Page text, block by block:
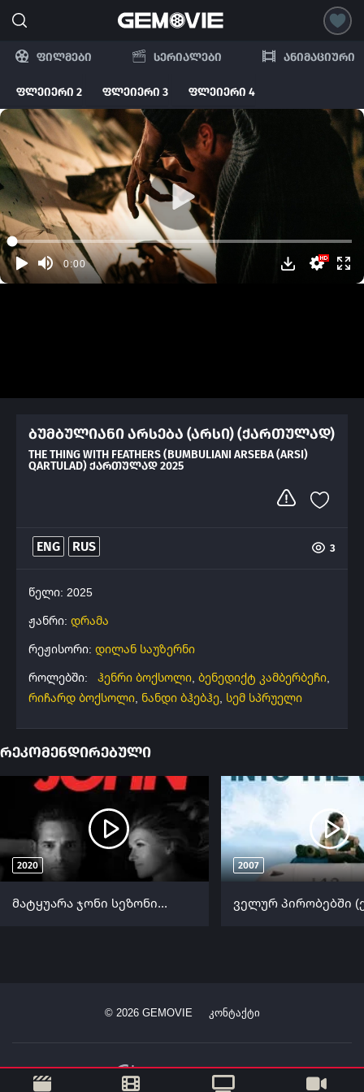
ფილმები სერიალები ანიმაციური
ფლეიერი 2 ფლეიერი 3 ფლეიერი 4
ბუმბულიანი არსება (არსი) (ქართულად)
THE THING WITH FEATHERS (BUMBULIANI ARSEBA (ARSI)
QARTULAD) ᲥᲐᲠᲗᲣᲚᲐᲓ 2025
ENG RUS 3
წელი: 2025
ჟანრი: დრამა
რეჟისორი: დილან საუზერნი
როლებში:
ჰენრი ბოქსოლი, ბენედიქტ კამბერბეჩი,
რიჩარდ ბოქსოლი, ნანდი ბჰებჰე, სემ სპრუელი
რეკომენდირებული
2020
მატყუარა ჯონი სეზონი 2 (ქართულად) / Dirty John Season 2 ქართულად 2020
2007
© 2026GEMOVIE კონტაქტი